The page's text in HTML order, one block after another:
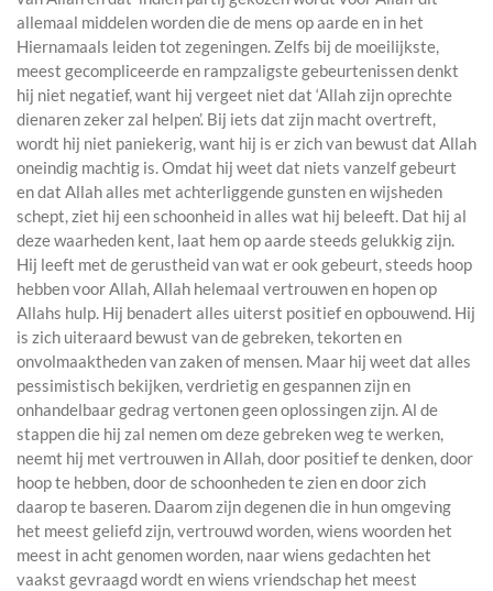
allemaal middelen worden die de mens op aarde en in het
Hiernamaals leiden tot zegeningen. Zelfs bij de moeilijkste,
meest gecompliceerde en rampzaligste gebeurtenissen denkt
hij niet negatief, want hij vergeet niet dat ‘Allah zijn oprechte
dienaren zeker zal helpen’. Bij iets dat zijn macht overtreft,
wordt hij niet paniekerig, want hij is er zich van bewust dat Allah
oneindig machtig is. Omdat hij weet dat niets vanzelf gebeurt
en dat Allah alles met achterliggende gunsten en wijsheden
schept, ziet hij een schoonheid in alles wat hij beleeft. Dat hij al
deze waarheden kent, laat hem op aarde steeds gelukkig zijn.
Hij leeft met de gerustheid van wat er ook gebeurt, steeds hoop
hebben voor Allah, Allah helemaal vertrouwen en hopen op
Allahs hulp. Hij benadert alles uiterst positief en opbouwend. Hij
is zich uiteraard bewust van de gebreken, tekorten en
onvolmaaktheden van zaken of mensen. Maar hij weet dat alles
pessimistisch bekijken, verdrietig en gespannen zijn en
onhandelbaar gedrag vertonen geen oplossingen zijn. Al de
stappen die hij zal nemen om deze gebreken weg te werken,
neemt hij met vertrouwen in Allah, door positief te denken, door
hoop te hebben, door de schoonheden te zien en door zich
daarop te baseren. Daarom zijn degenen die in hun omgeving
het meest geliefd zijn, vertrouwd worden, wiens woorden het
meest in acht genomen worden, naar wiens gedachten het
vaakst gevraagd wordt en wiens vriendschap het meest